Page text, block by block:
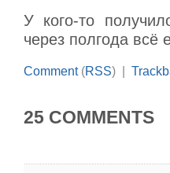
У кого-то
через полгода всё
Comment(RSS) |
25 COMMENTS